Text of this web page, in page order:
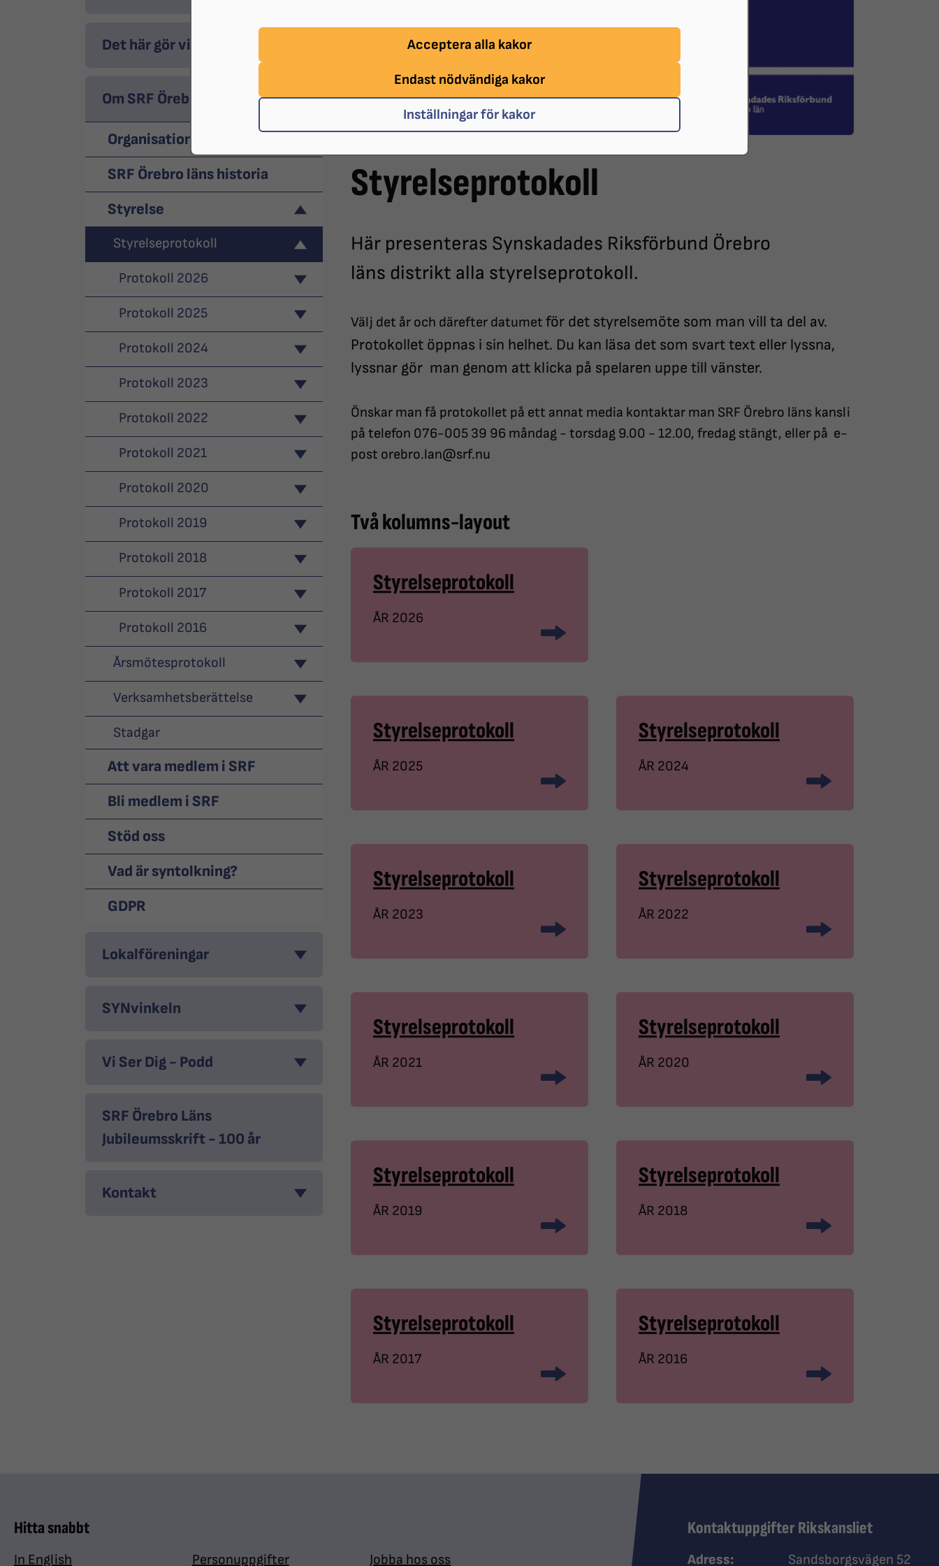
Acceptera alla kakor
Endast nödvändiga kakor
Inställningar för kakor
Det här gör vi
Om SRF Örebro
Organisation
SRF Örebro läns historia
Styrelse
Styrelseprotokoll
Protokoll 2026
Protokoll 2025
Protokoll 2024
Protokoll 2023
Protokoll 2022
Protokoll 2021
Protokoll 2020
Protokoll 2019
Protokoll 2018
Protokoll 2017
Protokoll 2016
Årsmötesprotokoll
Verksamhetsberättelse
Stadgar
Att vara medlem i SRF
Bli medlem i SRF
Stöd oss
Vad är syntolkning?
GDPR
Lokalföreningar
SYNvinkeln
Vi Ser Dig - Podd
SRF Örebro Läns
Jubileumsskrift - 100 år
Kontakt
Styrelseprotokoll
Här presenteras Synskadades Riksförbund Örebro
läns distrikt alla styrelseprotokoll.
Välj det år och därefter datumet för det styrelsemöte som man vill ta del av.
Protokollet öppnas i sin helhet. Du kan läsa det som svart text eller lyssna,
lyssnar gör man genom att klicka på spelaren uppe till vänster.
Önskar man få protokollet på ett annat media kontaktar man SRF Örebro läns kansli
på telefon 076-005 39 96 måndag - torsdag 9.00 - 12.00, fredag stängt, eller på e-
post orebro.lan@srf.nu
Två kolumns-layout
Styrelseprotokoll
ÅR 2026
Styrelseprotokoll
ÅR 2025
Styrelseprotokoll
ÅR 2024
Styrelseprotokoll
ÅR 2023
Styrelseprotokoll
ÅR 2022
Styrelseprotokoll
ÅR 2021
Styrelseprotokoll
ÅR 2020
Styrelseprotokoll
ÅR 2019
Styrelseprotokoll
ÅR 2018
Styrelseprotokoll
ÅR 2017
Styrelseprotokoll
ÅR 2016
Hitta snabbt
In English Personuppgifter Jobba hos oss
Kontaktuppgifter Rikskansliet
Adress: Sandsborgsvägen 52